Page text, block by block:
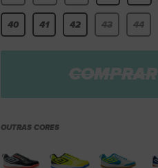
40 41 42 43 44
COMPRAR
OUTRAS CORES